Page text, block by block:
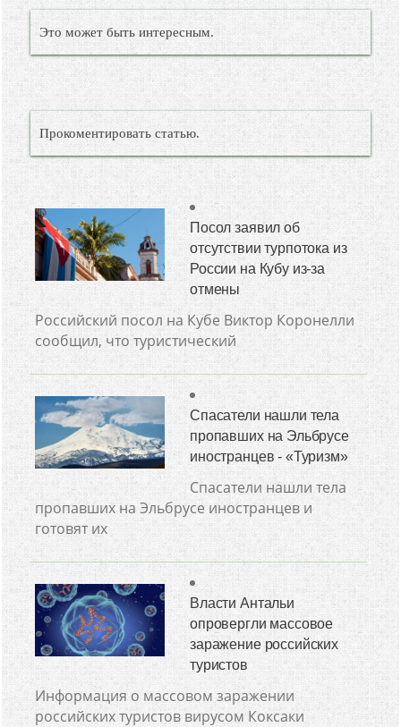
Это может быть интересным.
Прокоментировать статью.
Посол заявил об
отсутствии турпотока из
России на Кубу из-за
отмены
Российский посол на Кубе Виктор Коронелли
сообщил, что туристический
Спасатели нашли тела
пропавших на Эльбрусе
иностранцев - «Туризм»
Спасатели нашли тела
пропавших на Эльбрусе иностранцев и
готовят их
Власти Антальи
опровергли массовое
заражение российских
туристов
Информация о массовом заражении
российских туристов вирусом Коксаки